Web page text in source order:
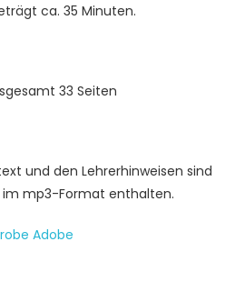
ca. 35 Minuten.
33 Seiten
und den Lehrerhinweisen sind
mp3-Format enthalten.
Adobe